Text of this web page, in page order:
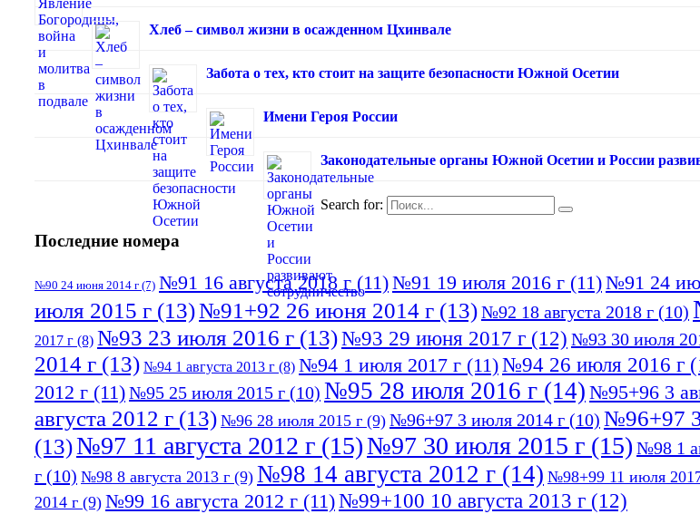
Хлеб – символ жизни в осажденном Цхинвале
Забота о тех, кто стоит на защите безопасности Южной Осетии
Имени Героя России
Законодательные органы Южной Осетии и России
Search for:
Последние номера
№90 24 июня 2014 г (7) №91 16 августа 2018 г (11)№91 19 июля 2016 г (11)№91 24
июля 2015 г (13)№91+92 26 июня 2014 г (13)№92 18 августа 2018 г (10)
2017 г (8) №93 23 июля 2016 г (13)№93 29 июня 2017 г (12) №93 30 июля
2014 г (13) №94 1 августа 2013 г (8) №94 1 июля 2017 г (11)№94 26 июля 2016 г
2012 г (11)№95 25 июля 2015 г (10) №95 28 июля 2016 г (14) №95+96 3
августа 2012 г (13) №96 28 июля 2015 г (9) №96+97 3 июля 2014 г (10) №96+97
(13)№97 11 августа 2012 г (15)№97 30 июля 2015 г (15) №98 1
г (10) №98 8 августа 2013 г (9) №98 14 августа 2012 г (14) №98+99 11 июля
2014 г (9) №99 16 августа 2012 г (11)№99+100 10 августа 2013 г (12)